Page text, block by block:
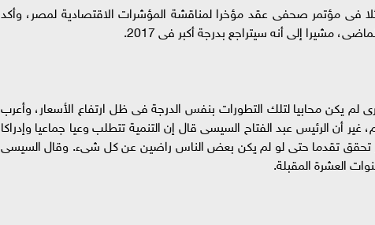
فى مؤتمر صحفى عقد مؤخرا لمناقشة المؤشرات الاقتصادية لمصر، وأكد
مشيرا إلى أنه سيتراجع بدرجة أكبر فى 2017.
لم يكن محابيا لتلك التطورات بنفس الدرجة فى ظل ارتفاع الأسعار، وأعرب
أن الرئيس عبد الفتاح السيسى قال إن التنمية تتطلب وعيا جماعيا وإدراكا
مصر تحقق تقدما حتى لو لم يكن بعض الناس راضين عن كل شىء. وقال السيسى
العشرة المقبلة.